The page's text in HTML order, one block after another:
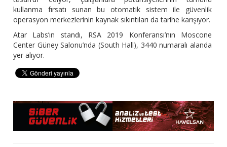
kullanma fırsatı sunan bu otomatik sistem ile güvenlik
operasyon merkezlerinin kaynak sıkıntıları da tarihe karışıyor.
Atar Labs’ın standı, RSA 2019 Konferansı’nın Moscone
Center Güney Salonu’nda (South Hall), 3440 numaralı alanda
yer alıyor.